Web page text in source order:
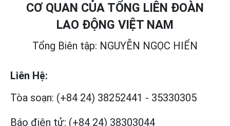
CƠ QUAN CỦA TỔNG LIÊN ĐOÀN
LAO ĐỘNG VIỆT NAM
Tổng Biên tập: NGUYỄN NGỌC HIỂN
Liên Hệ:
Tòa soạn: (+84 24) 38252441 - 35330305
Báo điện tử: (+84 24) 38303044